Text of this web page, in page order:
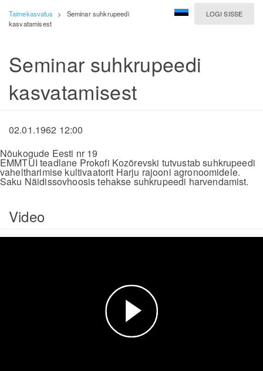
LOGI SISSE
Taimekasvatus >
Seminar suhkrupeedi
kasvatamisest
Seminar suhkrupeedi
kasvatamisest
02.01.1962 12:00
Nõukogude Eesti nr 19
EMMTUI teadlane Prokofi Kozõrevski tutvustab suhkrupeedi
vaheltharimise kultivaatorit Harju rajooni agronoomidele.
Saku Näidissovhoosis tehakse suhkrupeedi harvendamist.
Video
Esita